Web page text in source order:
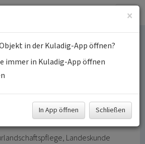
und
im Rhein-
Synagoge Bethaus Jüdischer
Landeskunde
×
in der Kuladig-App öffnen?
immer in Kuladig-App öffnen
In App öffnen Schließen